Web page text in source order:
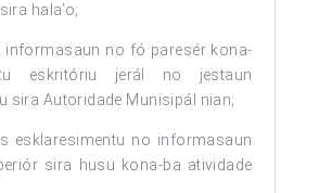
hala’o;
informasaun no fó paresér kona-
eskritóriu jerál no jestaun
sira Autoridade Munisipál nian;
esklaresimentu no informasaun
sira husu kona-ba atividade